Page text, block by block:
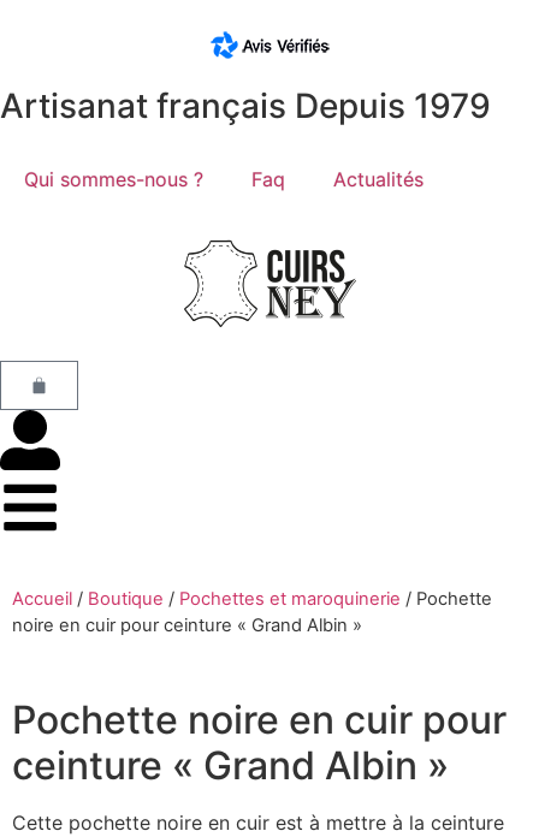
Artisanat français Depuis 1979
Qui sommes-nous ? Faq Actualités
Accueil / Boutique / Pochettes et maroquinerie / Pochette
noire en cuir pour ceinture « Grand Albin »
Pochette noire en cuir pour
ceinture « Grand Albin »
Cette pochette noire en cuir est à mettre à la ceinture